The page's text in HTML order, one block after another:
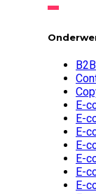
E-
E-
E-
E-
E-
E-
E-